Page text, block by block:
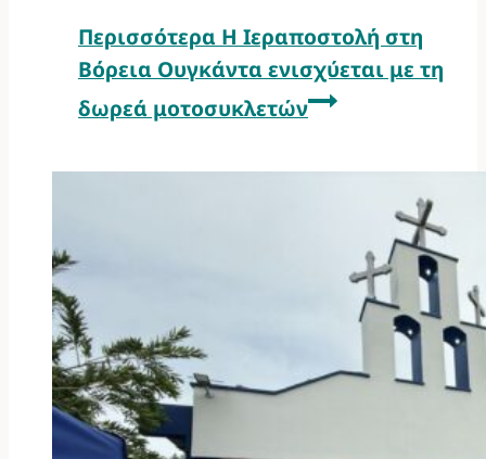
Περισσότερα Η Ιεραποστολή στη
Βόρεια Ουγκάντα ενισχύεται με τη
δωρεά μοτοσυκλετών